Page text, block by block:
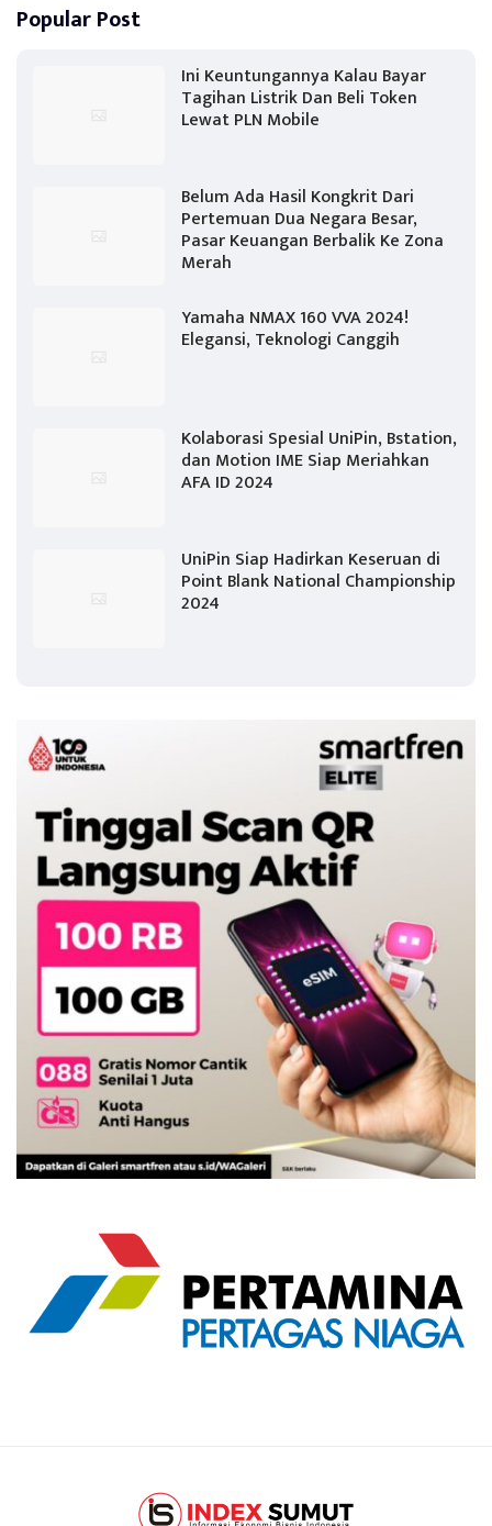
Popular Post
Ini Keuntungannya Kalau Bayar
Tagihan Listrik Dan Beli Token
Lewat PLN Mobile
Belum Ada Hasil Kongkrit Dari
Pertemuan Dua Negara Besar,
Pasar Keuangan Berbalik Ke Zona
Merah
Yamaha NMAX 160 VVA 2024!
Elegansi, Teknologi Canggih
Kolaborasi Spesial UniPin, Bstation,
dan Motion IME Siap Meriahkan
AFA ID 2024
UniPin Siap Hadirkan Keseruan di
Point Blank National Championship
2024